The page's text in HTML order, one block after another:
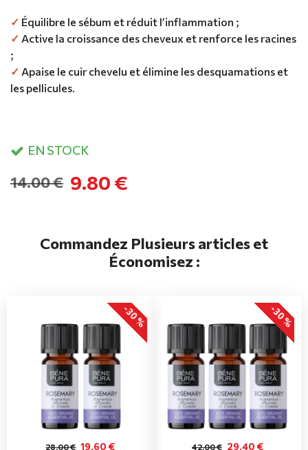
✓ Équilibre le sébum et réduit l’inflammation ;
✓ Active la croissance des cheveux et renforce les racines
;
✓ Apaise le cuir chevelu et élimine les desquamations et
les pellicules.
EN STOCK
9.80 €
14.00 €
Commandez Plusieurs articles et
Économisez :
-30 %
19.60 €
28.00 €
-30 %
29.40 €
42.00 €